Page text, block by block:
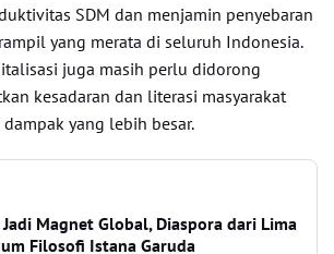
SDM dan menjamin penyebaran
yang merata di seluruh Indonesia.
juga masih perlu didorong
kesadaran dan literasi masyarakat
yang lebih besar.
Magnet Global, Diaspora dari Lima
Filosofi Istana Garuda